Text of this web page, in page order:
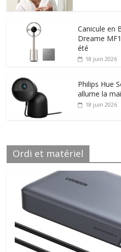
Canicule en
Dreame
été
18 juin 2026
Philips Hue
allume la
18 juin 2026
Ordi et matériel